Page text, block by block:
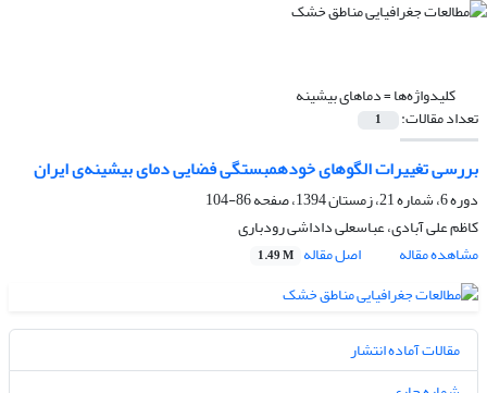
کلیدواژه‌ها =دماهای بیشینه
تعداد مقالات: 1
بررسی تغییرات الگوهای خودهمبستگی فضایی دمای بیشینه‌ی ایران
دوره 6، شماره 21، زمستان 1394، صفحه
86-104
کاظم علی آبادی، عباسعلی داداشی رودباری
مشاهده مقاله
اصل مقاله 1.49 M
مقالات آماده انتشار